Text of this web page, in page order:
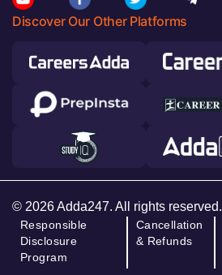
Discover Our Other Platforms
© 2026 Adda247. All rights reserved.
Responsible
Disclosure
Program
Cancellation
& Refunds